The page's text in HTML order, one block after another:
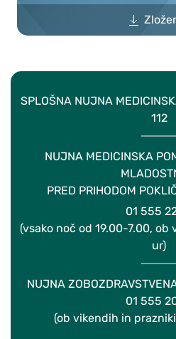
SPLOŠNA NUJNA
112
NUJNA MEDICINSKA
PRED PRIHODOM
01 555
(vsako noč od 19.00-7.00,
ur)
NUJNA
01 555
(ob vikendih in